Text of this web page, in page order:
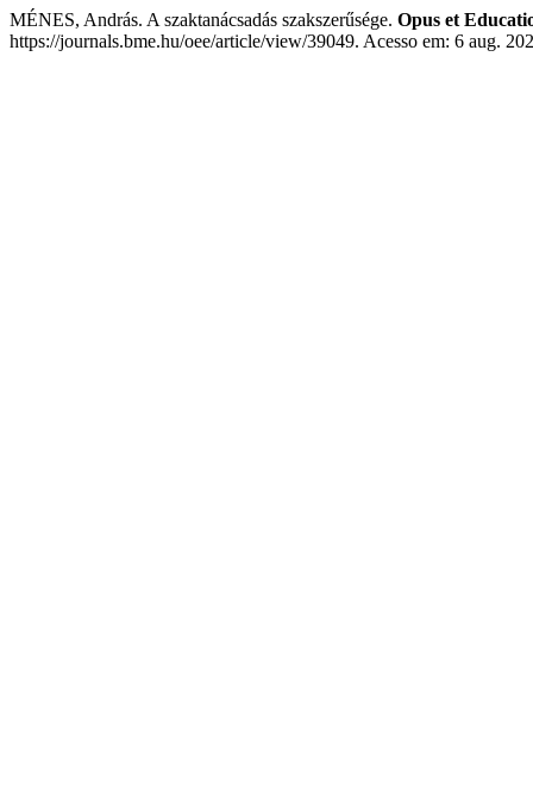
MÉNES, András. A szaktanácsadás szakszerűsége. Opus et
https://journals.bme.hu/oee/article/view/39049. Acesso em: 6 aug.